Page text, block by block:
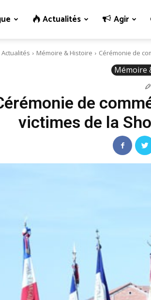
Actualités Agir
Actualités Mémoire & Histoire Cérémonie de
Mémoire
de
victimes de la